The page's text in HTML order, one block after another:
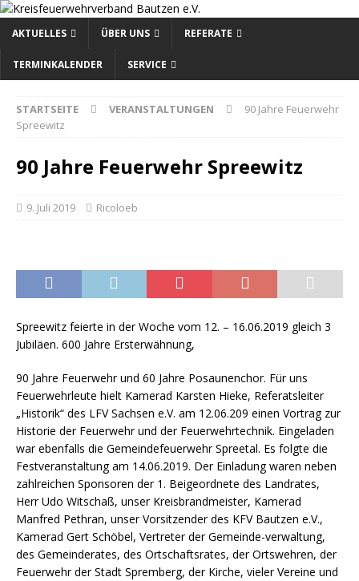
AKTUELLES ÜBER UNS REFERATE
TERMINKALENDER SERVICE
STARTSEITE VERANSTALTUNGEN
90 Jahre Feuerwehr
Spreewitz
90 Jahre Feuerwehr Spreewitz
9. Juli 2019 Ricoloeb
Spreewitz feierte in der Woche vom 12. – 16.06.2019 gleich 3
Jubiläen. 600 Jahre Ersterwähnung,
90 Jahre Feuerwehr und 60 Jahre Posaunenchor. Für uns
Feuerwehrleute hielt Kamerad Karsten Hieke, Referatsleiter
„Historik“ des LFV Sachsen e.V. am 12.06.209 einen Vortrag zur
Historie der Feuerwehr und der Feuerwehrtechnik. Eingeladen
war ebenfalls die Gemeindefeuerwehr Spreetal. Es folgte die
Festveranstaltung am 14.06.2019. Der Einladung waren neben
zahlreichen Sponsoren der 1. Beigeordnete des Landrates,
Herr Udo Witschaß, unser Kreisbrandmeister, Kamerad
Manfred Pethran, unser Vorsitzender des KFV Bautzen e.V.,
Kamerad Gert Schöbel, Vertreter der Gemeinde-verwaltung,
des Gemeinderates, des Ortschaftsrates, der Ortswehren, der
Feuerwehr der Stadt Spremberg, der Kirche, vieler Vereine und